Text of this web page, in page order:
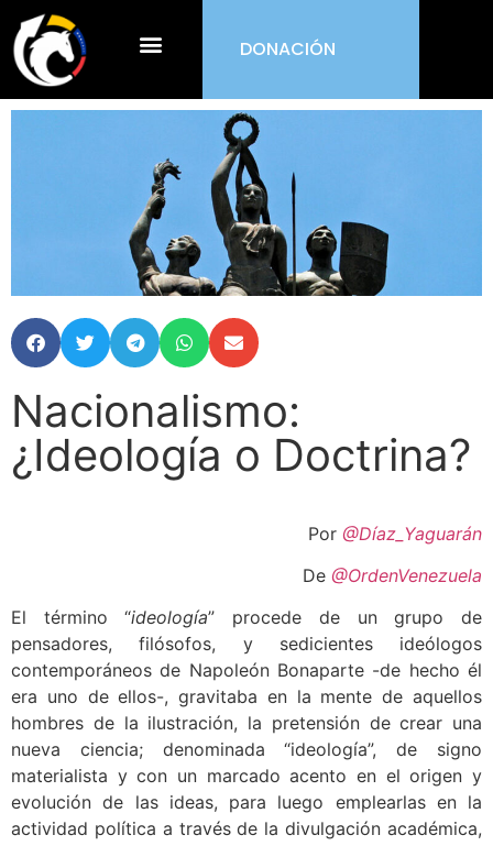
DONACIÓN
Nacionalismo:
¿Ideología o Doctrina?
Por @Díaz_Yaguarán
De @OrdenVenezuela
El término “ideología” procede de un grupo de
pensadores, filósofos, y sedicientes ideólogos
contemporáneos de Napoleón Bonaparte -de hecho él
era uno de ellos-, gravitaba en la mente de aquellos
hombres de la ilustración, la pretensión de crear una
nueva ciencia; denominada “ideología”, de signo
materialista y con un marcado acento en el origen y
evolución de las ideas, para luego emplearlas en la
actividad política a través de la divulgación académica,